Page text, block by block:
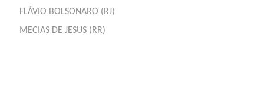
FLÁVIO BOLSONARO (RJ)
MECIAS DE JESUS (RR)